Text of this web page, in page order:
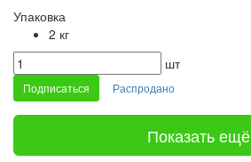
Упаковка
2 кг
шт
Подписаться Распродано
Показать ещё